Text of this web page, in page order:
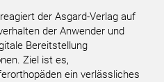
der Asgard-Verlag auf
der Anwender und
Bereitstellung
Ziel ist es,
ein verlässliches